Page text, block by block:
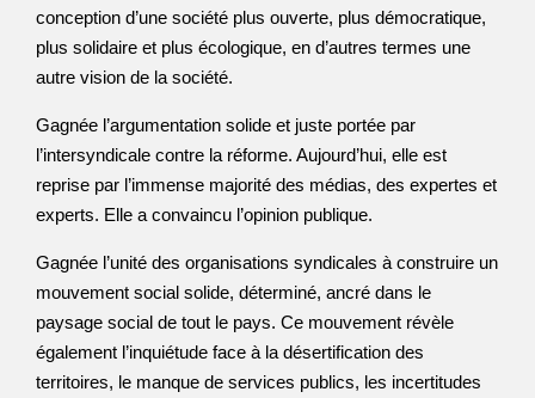
conception d’une société plus ouverte, plus démocratique,
plus solidaire et plus écologique, en d’autres termes une
autre vision de la société.
Gagnée l’argumentation solide et juste portée par
l’intersyndicale contre la réforme. Aujourd’hui, elle est
reprise par l’immense majorité des médias, des expertes et
experts. Elle a convaincu l’opinion publique.
Gagnée l’unité des organisations syndicales à construire un
mouvement social solide, déterminé, ancré dans le
paysage social de tout le pays. Ce mouvement révèle
également l’inquiétude face à la désertification des
territoires, le manque de services publics, les incertitudes